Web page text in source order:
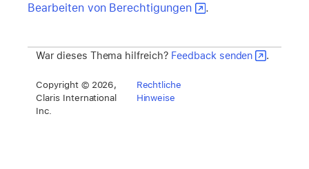
Bearbeiten von Berechtigungen
.
War dieses Thema hilfreich? Feedback senden .
Copyright © 2026,
Claris International
Inc.
Rechtliche
Hinweise